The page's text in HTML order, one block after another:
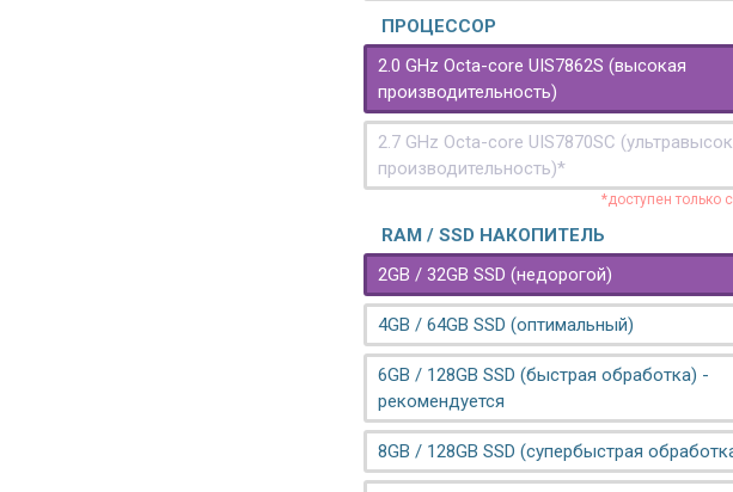
ПРОЦЕССОР
2.0 GHz Octa-core UIS7862S (высокая
производительность)
2.7 GHz Octa-core UIS7870SC
производительность)*
*доступен только
RAM / SSD НАКОПИТЕЛЬ
2GB / 32GB SSD (недорогой)
4GB / 64GB SSD (оптимальный)
6GB / 128GB SSD (быстрая обработка) -
рекомендуется
8GB / 128GB SSD (супербыстрая